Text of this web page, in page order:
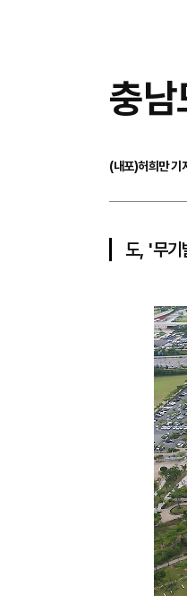
충
(내포)허희만 기
도, '무기